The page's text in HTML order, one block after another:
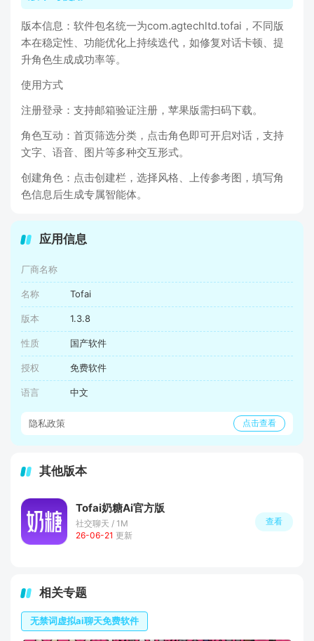
版本信息：软件包名统一为com.agtechltd.tofai，不同版
本在稳定性、功能优化上持续迭代，如修复对话卡顿、提
升角色生成成功率等。
使用方式
注册登录：支持邮箱验证注册，苹果版需扫码下载。
角色互动：首页筛选分类，点击角色即可开启对话，支持
文字、语音、图片等多种交互形式。
创建角色：点击创建栏，选择风格、上传参考图，填写角
色信息后生成专属智能体。
应用信息
厂商名称
名称 Tofai
版本 1.3.8
性质 国产软件
授权 免费软件
语言 中文
隐私政策 点击查看
其他版本
Tofai奶糖Ai官方版
社交聊天 / 1M
26-06-21 更新
查看
相关专题
无禁词虚拟ai聊天免费软件